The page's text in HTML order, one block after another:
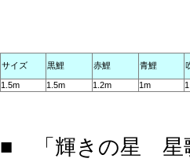
サイズ 黒鯉 赤鯉 青鯉
1.5m 1.5m 1.2m 1m
■ 「輝きの星 星